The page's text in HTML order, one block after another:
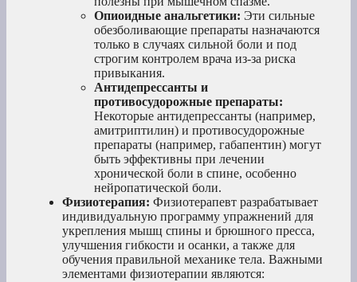
Опиоидные анальгетики: Эти сильные
обезболивающие препараты назначаются
только в случаях сильной боли и под
строгим контролем врача из-за риска
привыкания.
Антидепрессанты и
противосудорожные препараты:
Некоторые антидепрессанты (например,
амитриптилин) и противосудорожные
препараты (например, габапентин) могут
быть эффективны при лечении
хронической боли в спине, особенно
нейропатической боли.
Физиотерапия: Физиотерапевт разрабатывает
индивидуальную программу упражнений для
укрепления мышц спины и брюшного пресса,
улучшения гибкости и осанки, а также для
обучения правильной механике тела. Важными
элементами физиотерапии являются: